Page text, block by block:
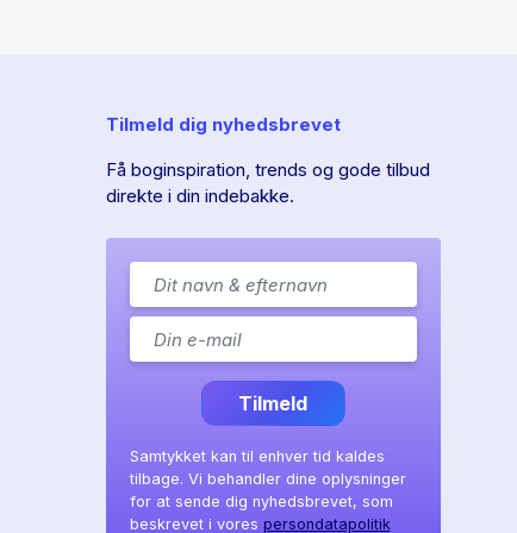
Tilmeld dig nyhedsbrevet
Få boginspiration, trends og gode tilbud
direkte i din indebakke.
Tilmeld
Samtykket kan til enhver tid kaldes
tilbage. Vi behandler dine oplysninger
for at sende dig nyhedsbrevet, som
beskrevet i vores persondatapolitik